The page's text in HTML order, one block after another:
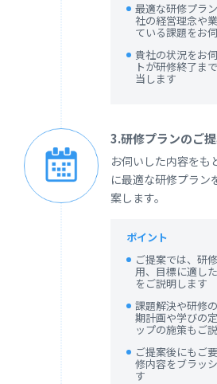
最適な研修プラ
社の経営理念や
ている課題をお
貴社の状況をお
トが研修終了ま
当します
3.研修プランのご
お伺いした内容をも
に最適な研修プラン
案します。
ポイント
ご提案では、研
用、目標に適し
をご説明します
課題解決や研修
期計画や学びの
ップの施策もご
ご提案後にもご
修内容をブラッ
す